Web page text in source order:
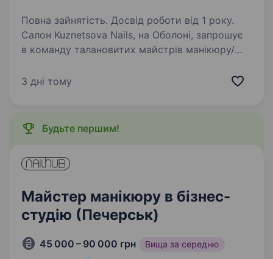
Повна зайнятість. Досвід роботи від 1 року.
Салон Kuznetsova Nails, на Оболоні, запрошує
в команду талановитих майстрів манікюру/
місце з усім необхідним обладнанням;
3 дні тому
Будьте першим!
Майстер манікюру в бізнес-
студію (Печерськ)
45 000 – 90 000 грн Вища за середню